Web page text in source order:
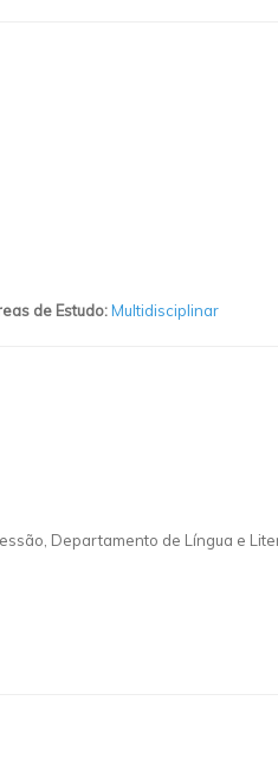
de Estudo:Multidisciplinar
Departamento de Língua e